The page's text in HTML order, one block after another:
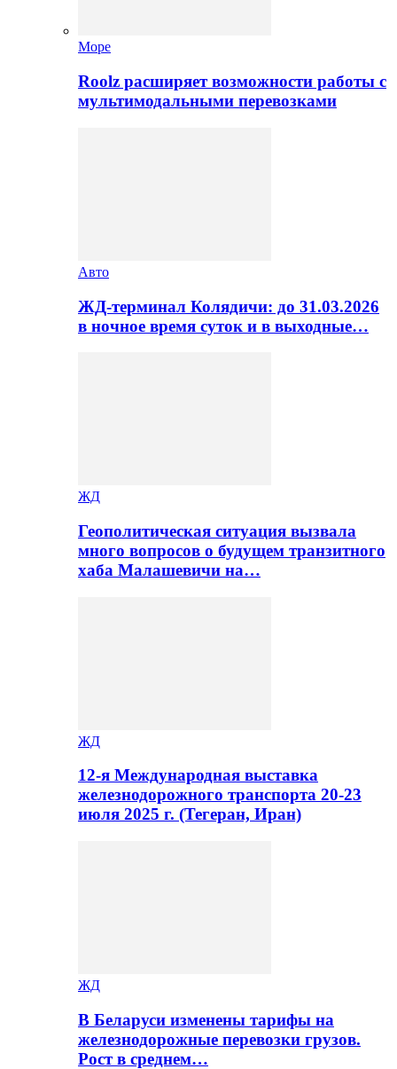
Море
Roolz расширяет возможности работы с
мультимодальными перевозками
Авто
ЖД-терминал Колядичи: до 31.03.2026
в ночное время суток и в выходные…
ЖД
Геополитическая ситуация вызвала
много вопросов о будущем транзитного
хаба Малашевичи на…
ЖД
12-я Международная выставка
железнодорожного транспорта 20-23
июля 2025 г. (Тегеран, Иран)
ЖД
В Беларуси изменены тарифы на
железнодорожные перевозки грузов.
Рост в среднем…